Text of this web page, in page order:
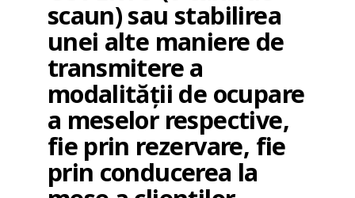
scaun) sau stabilirea
unei alte maniere de
transmitere a
modalității de ocupare
a meselor respective,
fie prin rezervare, fie
prin conducerea la